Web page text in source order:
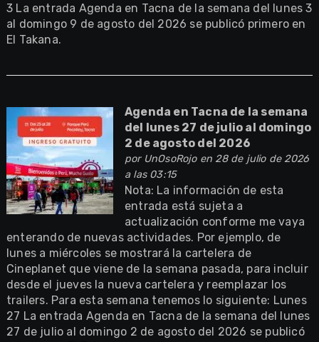
3 La entrada Agenda en Tacna de la semana del lunes 3
al domingo 9 de agosto del 2026 se publicó primero en
El Takana.
Agenda en Tacna de la semana
del lunes 27 de julio al domingo
2 de agosto del 2026
por UnOsoRojoen 28 de julio de 2026
a las 03:15
Nota: La información de esta
entrada está sujeta a
actualización conforme me vaya
enterando de nuevas actividades. Por ejemplo, de
lunes a miércoles se mostrará la cartelera de
Cineplanet que viene de la semana pasada, para incluir
desde el jueves la nueva cartelera y reemplazar los
trailers. Para esta semana tenemos lo siguiente: Lunes
27 La entrada Agenda en Tacna de la semana del lunes
27 de julio al domingo 2 de agosto del 2026 se publicó